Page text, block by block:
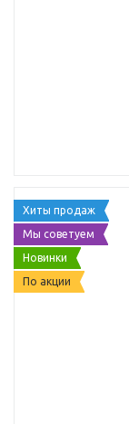
Хиты продаж
Мы советуем
Новинки
По акции